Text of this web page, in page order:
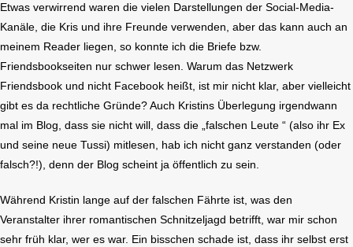
Etwas verwirrend waren die vielen Darstellungen der Social-Media-
Kanäle, die Kris und ihre Freunde verwenden, aber das kann auch an
meinem Reader liegen, so konnte ich die Briefe bzw.
Friendsbookseiten nur schwer lesen. Warum das Netzwerk
Friendsbook und nicht Facebook heißt, ist mir nicht klar, aber vielleicht
gibt es da rechtliche Gründe? Auch Kristins Überlegung irgendwann
mal im Blog, dass sie nicht will, dass die „falschen Leute “ (also ihr Ex
und seine neue Tussi) mitlesen, hab ich nicht ganz verstanden (oder
falsch?!), denn der Blog scheint ja öffentlich zu sein.
Während Kristin lange auf der falschen Fährte ist, was den
Veranstalter ihrer romantischen Schnitzeljagd betrifft, war mir schon
sehr früh klar, wer es war. Ein bisschen schade ist, dass ihr selbst erst